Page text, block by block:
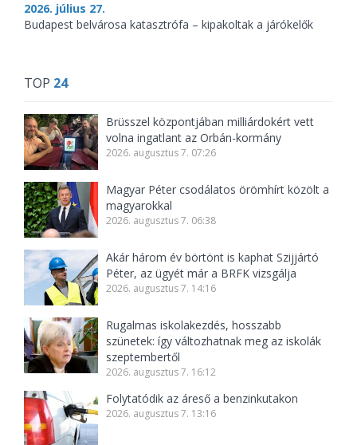
2026. július 27.
Budapest belvárosa katasztrófa – kipakoltak a járókelők
TOP 24
Brüsszel központjában milliárdokért vett
volna ingatlant az Orbán-kormány
2026. augusztus 7. 07:26
Magyar Péter csodálatos örömhírt közölt a
magyarokkal
2026. augusztus 7. 06:38
Akár három év börtönt is kaphat Szijjártó
Péter, az ügyét már a BRFK vizsgálja
2026. augusztus 7. 14:16
Rugalmas iskolakezdés, hosszabb
szünetek: így változhatnak meg az iskolák
szeptembertől
2026. augusztus 7. 16:12
Folytatódik az áreső a benzinkutakon
2026. augusztus 7. 13:16